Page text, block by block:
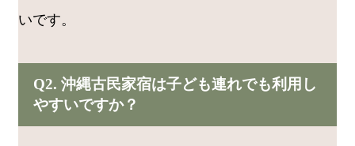
いです。
Q2. 沖縄古民家宿は子ども連れでも利用し
やすいですか？